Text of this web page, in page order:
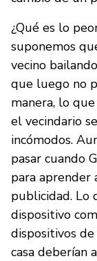
¿Qué es lo
suponemos
vecino
que luego no
manera, lo
el vecindario
incómodos.
pasar cuando
para aprender
publicidad. Lo
dispositivo
dispositivos
casa deberían